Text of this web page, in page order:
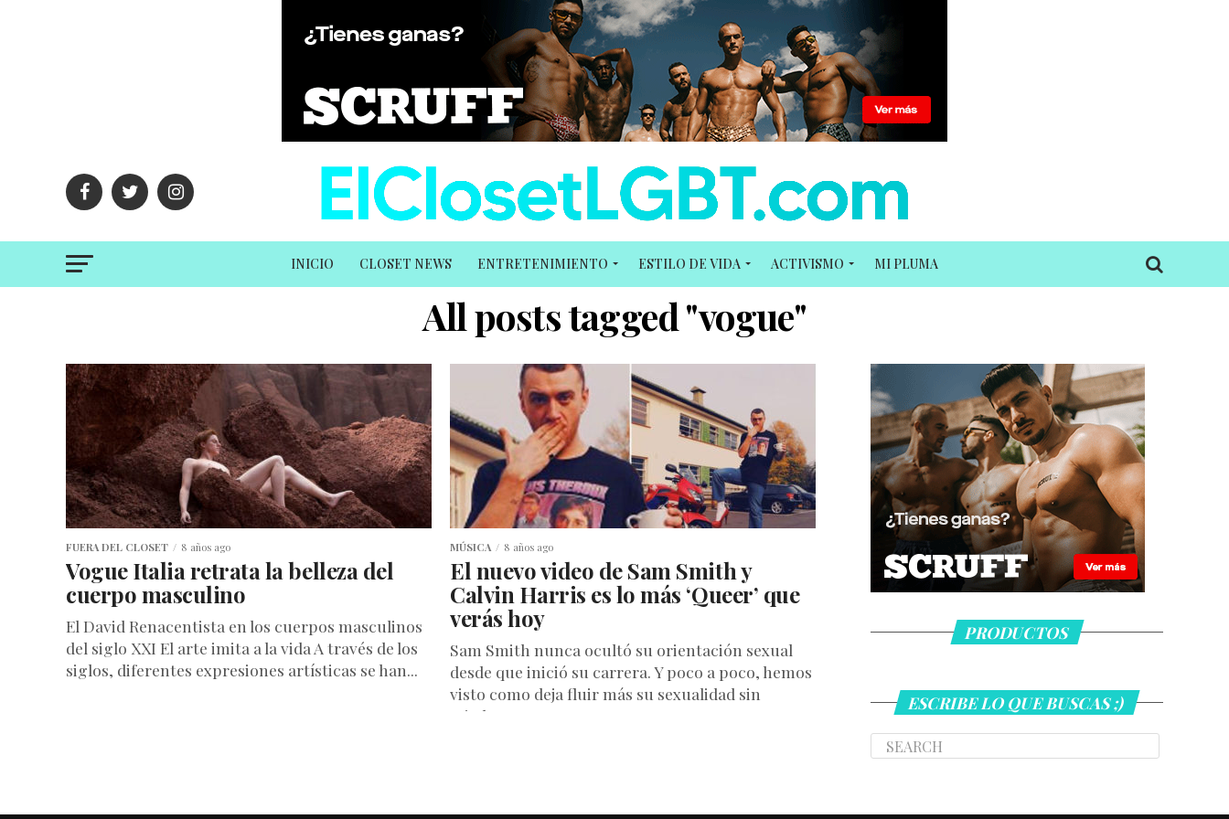
INICIO CLOSET NEWS ENTRETENIMIENTO ESTILO DE VIDA ACTIVISMO MI PLUMA
All posts tagged "vogue"
FUERA DEL CLOSET 8 años ago
Vogue Italia retrata la belleza del
cuerpo masculino
El David Renacentista en los cuerpos masculinos
del siglo XXI El arte imita a la vida A través de los
siglos, diferentes expresiones artísticas se han...
MÚSICA 8 años ago
El nuevo video de Sam Smith y
Calvin Harris es lo más ‘Queer’ que
verás hoy
Sam Smith nunca ocultó su orientación sexual
desde que inició su carrera. Y poco a poco, hemos
visto como deja fluir más su sexualidad sin
miedo...
PRODUCTOS
ESCRIBE LO QUE BUSCAS ;)